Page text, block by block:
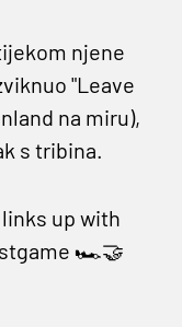
njene
"Leave
na miru),
s tribina.
links up with
🏎️🤝